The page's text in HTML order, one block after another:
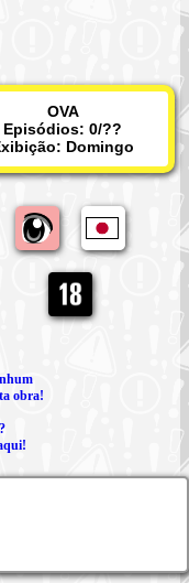
OVA
Episódios: 0/??
Domingo
obra!